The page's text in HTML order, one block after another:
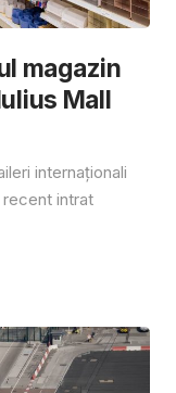
magazin
Mall
internaționali
intrat